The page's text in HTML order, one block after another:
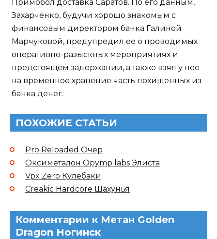
Примобол доставка Саратов. По его данным,
Захарченко, будучи хорошо знакомым с
финансовым директором банка Галиной
Марчуковой, предупредил ее о проводимых
оперативно-разыскных мероприятиях и
предстоящем задержании, а также взял у нее
на временное хранение часть похищенных из
банка денег.
ПОХОЖИЕ СТАТЬИ
Pro Reloaded Очер
Оксиметалон Opymp labs Элиста
Vpx Zero Кулебаки
Creakic Hardcore Шахунья
Комментарии к Метан Golden
Dragon Ногинск